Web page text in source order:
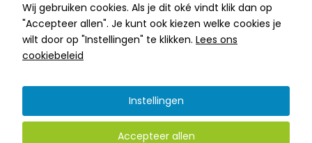
Vepymo
Wij gebruiken cookies. Als je dit oké vindt klik dan op
"Accepteer allen". Je kunt ook kiezen welke cookies je
wilt door op "Instellingen" te klikken. Lees ons
cookiebeleid
Instellingen
Accepteer allen
website
goed te
laten
Statistieken
Om de
functionaliteit